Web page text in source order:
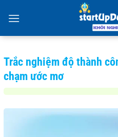
qua
Trắc nghiệm độ thành
chạm ước mơ